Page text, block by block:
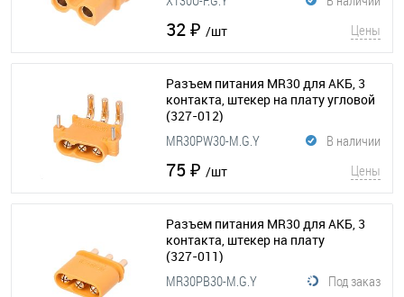
32 ₽ /шт Цены
Разъем питания MR30 для АКБ, 3
контакта, штекер на плату угловой
(327-012)
В наличии
MR30PW30-M.G.Y
75 ₽ /шт Цены
Разъем питания MR30 для АКБ, 3
контакта, штекер на плату
(327-011)
Под заказ
MR30PB30-M.G.Y